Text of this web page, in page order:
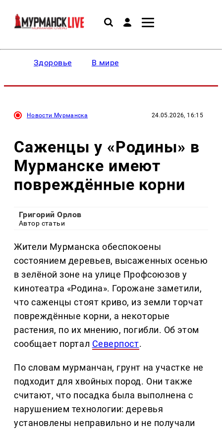
Здоровье В мире
Новости Мурманска 24.05.2026, 16:15
Саженцы у «Родины» в
Мурманске имеют
повреждённые корни
Григорий Орлов
Автор статьи
Жители Мурманска обеспокоены
состоянием деревьев, высаженных осенью
в зелёной зоне на улице Профсоюзов у
кинотеатра «Родина». Горожане заметили,
что саженцы стоят криво, из земли торчат
повреждённые корни, а некоторые
растения, по их мнению, погибли. Об этом
сообщает портал Северпост.
По словам мурманчан, грунт на участке не
подходит для хвойных пород. Они также
считают, что посадка была выполнена с
нарушением технологии: деревья
установлены неправильно и не получали